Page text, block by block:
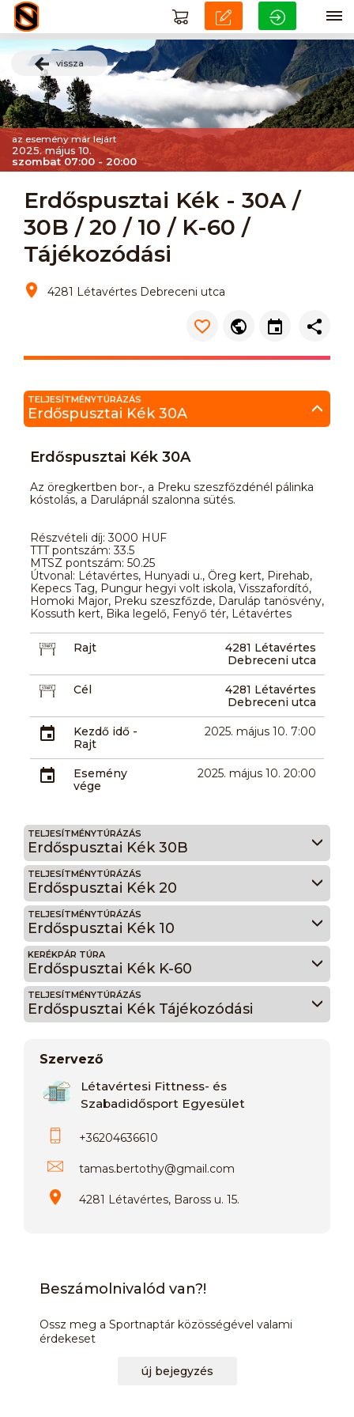
vissza
az esemény már lejárt
2025. május 10.
szombat 07:00 - 20:00
Erdőspusztai Kék - 30A /
30B / 20 / 10 / K-60 /
Tájékozódási
4281 Létavértes Debreceni utca
TELJESÍTMÉNYTÚRÁZÁS
Erdőspusztai Kék 30A
Erdőspusztai Kék 30A
Az öregkertben bor-, a Preku szeszfőzdénél pálinka
kóstolás, a Darulápnál szalonna sütés.
Részvételi díj: 3000 HUF
TTT pontszám: 33.5
MTSZ pontszám: 50.25
Útvonal: Létavértes, Hunyadi u., Öreg kert, Pirehab,
Kepecs Tag, Pungur hegyi volt iskola, Visszafordító,
Homoki Major, Preku szeszfőzde, Daruláp tanösvény,
Kossuth kert, Bika legelő, Fenyő tér, Létavértes
Rajt
4281 Létavértes
Debreceni utca
Cél
4281 Létavértes
Debreceni utca
Kezdő idő -
Rajt
2025. május 10. 7:00
Esemény
vége
2025. május 10. 20:00
TELJESÍTMÉNYTÚRÁZÁS
Erdőspusztai Kék 30B
TELJESÍTMÉNYTÚRÁZÁS
Erdőspusztai Kék 20
TELJESÍTMÉNYTÚRÁZÁS
Erdőspusztai Kék 10
KERÉKPÁR TÚRA
Erdőspusztai Kék K-60
TELJESÍTMÉNYTÚRÁZÁS
Erdőspusztai Kék Tájékozódási
Szervező
Létavértesi Fittness- és
Szabadidősport Egyesület
+36204636610
tamas.bertothy@gmail.com
4281 Létavértes, Baross u. 15.
Beszámolnivalód van?!
Ossz meg a Sportnaptár közösségével valami
érdekeset
új bejegyzés